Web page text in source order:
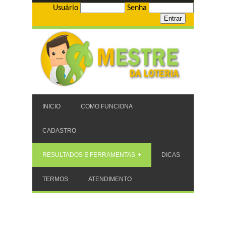
Usuário Senha
INICIO COMO FUNCIONA
CADASTRO
RESULTADOS E FERRAMENTAS DICAS
TERMOS ATENDIMENTO